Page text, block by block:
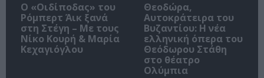
O «Οιδίποδας» του
Ρόμπερτ Άικ ξανά
στη Στέγη – Με τους
Νίκο Κουρή & Μαρία
Κεχαγιόγλου
Θεοδώρα,
Αυτοκράτειρα του
Βυζαντίου: Η νέα
ελληνική όπερα του
Θεόδωρου Στάθη
στο θέατρο
Ολύμπια